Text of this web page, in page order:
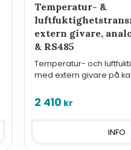
Temperatur- &
extern givare,
& RS485
Temperatur- och
med extern givare på
2 410 kr
INFO